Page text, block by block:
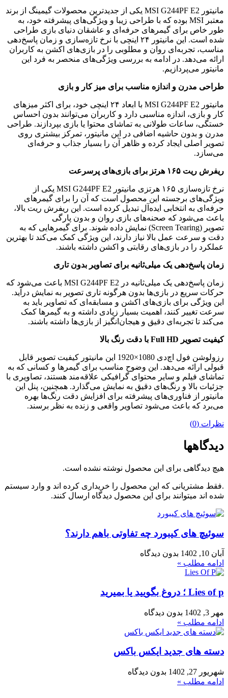
مانیتور MSI G244PF E2 یکی از جدیدترین محصولات گیمینگ از برند
معتبر MSI بوده که با طراحی زیبا و ویژگی‌های پیشرفته خود، به
طور خاص برای گیمرهای حرفه‌ای و عاشقان دنیای بازی طراحی
شده است. این مانیتور ۲۴ اینچی با نرخ تازه‌سازی و زمان پاسخ‌دهی
مناسب، تجربه‌ای روان و مطلوبی را در بازی‌های اکشن به کاربران
ارائه می‌دهد. در ادامه به بررسی ویژگی‌های منحصر به ‌فرد این
مانیتور می‌پردازیم.
طراحی مدرن و اندازه مناسب برای میز کار و بازی
مانیتور MSI G244PF E2
با ابعاد ۲۴ اینچی خود، برای اکثر میزهای
کار و بازی، اندازه‌ مناسبی دارد و کاربران می‌توانند بدون احساس
خستگی، ساعات طولانی به تماشای محتوا یا بازی بپردازند. طراحی
مدرن و بدون حاشیه‌ اضافی در این مانیتور، تمرکز بیشتری روی
تصویر اصلی ایجاد کرده و ظاهر آن را بسیار جذاب و حرفه‌ای
می‌سازد.
ریفرش ریت ۱۶۵ هرتز برای بازی‌های پرسرعت
نرخ تازه‌سازی ۱۶۵ هرتزی مانیتور MSI G244PF E2 یکی از
ویژگی‌های برجسته این محصول است که آن را برای گیمرهای
حرفه‌ای به انتخابی ایده‌آل تبدیل کرده است. این ریفرش ریت بالا،
باعث می‌شود که صحنه‌های بازی روان و بدون پارگی
تصویر (Screen Tearing) نمایش داده شوند. برای گیمرهایی که به
دقت و سرعت عمل بالا نیاز دارند، این ویژگی کمک می‌کند تا بهترین
عملکرد را در بازی‌های رقابتی و اکشن داشته باشند.
زمان پاسخ‌دهی یک میلی‌ثانیه برای تصاویر بدون تاری
زمان پاسخ‌دهی یک میلی‌ثانیه در MSI G244PF E2 باعث می‌شود که
حرکات سریع در بازی‌ها بدون هرگونه تاری تصویر به نمایش درآید.
این ویژگی برای بازی‌های اکشن و مسابقه‌ای که تصاویر باید به
سرعت تغییر کنند، اهمیت بسیار زیادی داشته و به گیمرها کمک
می‌کند تا تجربه‌ای دقیق و هیجان‌انگیز از بازی‌ها داشته باشند.
کیفیت تصویر Full HD با دقت رنگ بالا
رزولوشن فول اچ‌دی 1920×1080 این مانیتور کیفیت تصویر قابل
قبولی ارائه می‌دهد. این وضوح مناسب برای گیمرها و کسانی که به
تماشای فیلم و سایر محتوای گرافیکی علاقه‌مند هستند، تصاویری با
جزئیات بالا و رنگ‌های دقیق به نمایش می‌گذارد. همچنین، پنل این
مانیتور از فناوری‌های پیشرفته برای افزایش دقت رنگ‌ها بهره
می‌برد که باعث می‌شود تصاویر واقعی و زنده‌ به نظر برسند.
نظرات (0)
دیدگاهها
هیچ دیدگاهی برای این محصول نوشته نشده است.
.فقط مشتریانی که این محصول را خریداری کرده اند و وارد سیستم
شده اند میتوانند برای این محصول دیدگاه ارسال کنند.
سوئیچ های کیبورد چه تفاوتی باهم دارند؟
آبان 10, 1402
بدون دیدگاه
ادامه مطلب »
Lies of p ؛ دروغ بگویید یا بمیرید
مهر 3, 1402
بدون دیدگاه
ادامه مطلب »
دسته های جدید ایکس باکس
شهریور 27, 1402
بدون دیدگاه
ادامه مطلب »